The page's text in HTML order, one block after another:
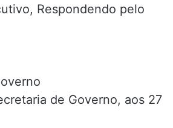
Respondendo pelo
de Governo, aos 27